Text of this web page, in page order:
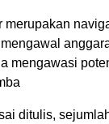
merupakan
mengawasi
ditulis,